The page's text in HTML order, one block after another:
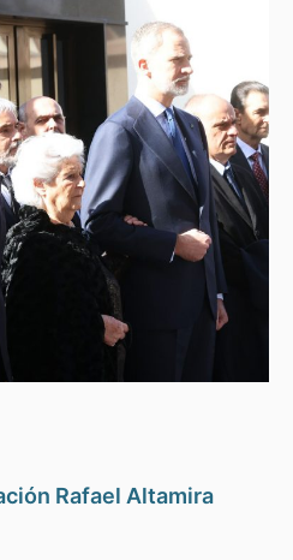
Rafael Altamira